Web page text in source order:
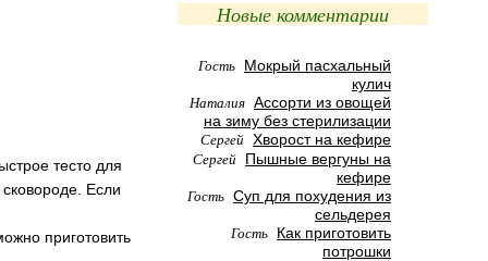
тесто для
Если
приготовить
Новые комментарии
Гость Мокрый пасхальный
кулич
Наталия Ассорти из овощей
на зиму без стерилизации
Сергей Хворост на кефире
Сергей Пышные вергуны на
кефире
Гость Суп для похудения из
сельдерея
Гость Как приготовить
потрошки